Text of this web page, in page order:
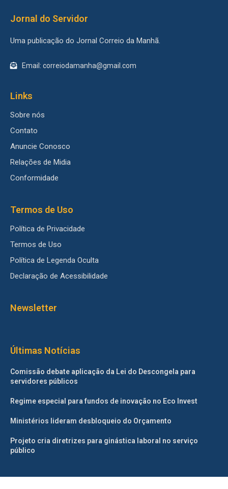
Jornal do Servidor
Uma publicação do Jornal Correio da Manhã.
Email: correiodamanha@gmail.com
Links
Sobre nós
Contato
Anuncie Conosco
Relações de Midia
Conformidade
Termos de Uso
Política de Privacidade
Termos de Uso
Política de Legenda Oculta
Declaração de Acessibilidade
Newsletter
Últimas Notícias
Comissão debate aplicação da Lei do Descongela para
servidores públicos
Regime especial para fundos de inovação no Eco Invest
Ministérios lideram desbloqueio do Orçamento
Projeto cria diretrizes para ginástica laboral no serviço
público